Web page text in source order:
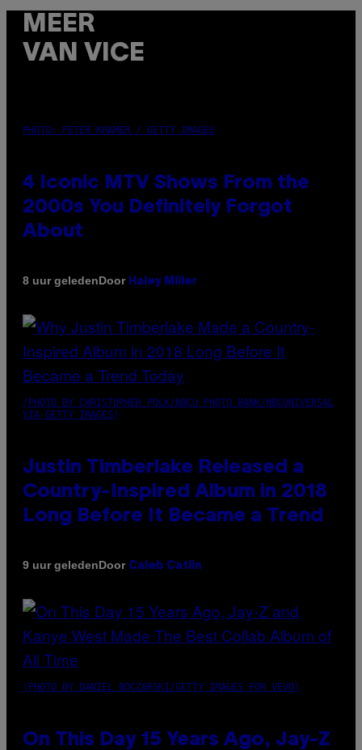
MEER
VAN VICE
PHOTO: PETER KRAMER / GETTY IMAGES
4 Iconic MTV Shows From the
2000s You Definitely Forgot
About
8 uur geledenDoor Haley Miller
(PHOTO BY CHRISTOPHER POLK/NBCU PHOTO BANK/NBCUNIVERSAL
VIA GETTY IMAGES)
Justin Timberlake Released a
Country-Inspired Album in 2018
Long Before It Became a Trend
9 uur geledenDoor Caleb Catlin
(PHOTO BY DANIEL BOCZARSKI/GETTY IMAGES FOR VEVO)
On This Day 15 Years Ago, Jay-Z